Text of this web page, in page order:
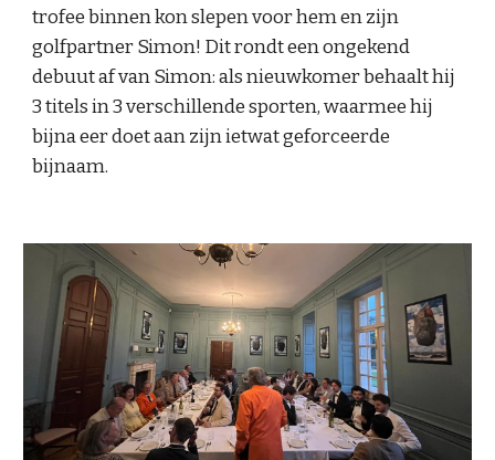
trofee binnen kon slepen voor hem en zijn
golfpartner Simon! Dit rondt een ongekend
debuut af van Simon: als nieuwkomer behaalt hij
3 titels in 3 verschillende sporten, waarmee hij
bijna eer doet aan zijn ietwat geforceerde
bijnaam.